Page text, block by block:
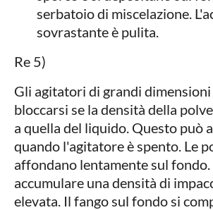
serbatoio di miscelazione.
sovrastante è pulita.
Re 5)
Gli agitatori di grandi
bloccarsi se la densità della
a quella del liquido. Questo può
quando l'agitatore è spento. Le
affondano lentamente sul fondo.
accumulare una densità di
elevata. Il fango sul fondo si